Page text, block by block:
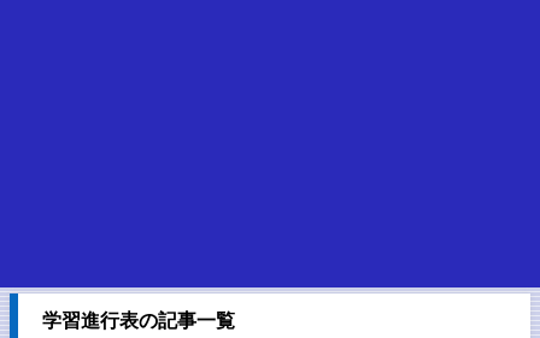
学習進行表の記事一覧